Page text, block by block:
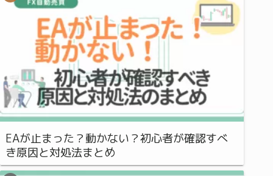
EAが止まった？動かない？初心者が確認すべ
き原因と対処法まとめ